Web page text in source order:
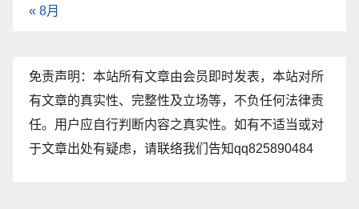
« 8月
免责声明：本站所有文章由会员即时发表，本站对所
有文章的真实性、完整性及立场等，不负任何法律责
任。用户应自行判断内容之真实性。如有不适当或对
于文章出处有疑虑，请联络我们告知qq825890484